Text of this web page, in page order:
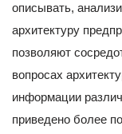
описывать,
архитектуру
позволяют
вопросах
информации
приведено более